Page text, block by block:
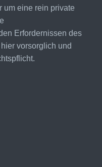
um eine rein private
Erfordernissen des
vorsorglich und